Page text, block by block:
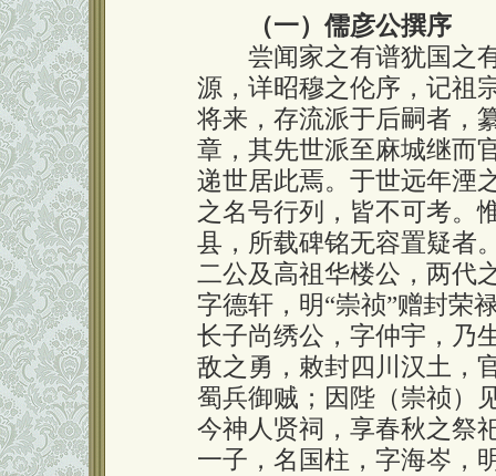
（一）儒彦公撰序
尝闻家之有谱犹国之有
源，详昭穆之伦序，记祖
将来，存流派于后嗣者，
章，其先世派至麻城继而
递世居此焉。于世远年湮
之名号行列，皆不可考。
县，所载碑铭无容置疑者
二公及高祖华楼公，两代
字德轩，明“崇祯”赠封荣
长子尚绣公，字仲宇，乃
敌之勇，敕封四川汉土，
蜀兵御贼；因陛（崇祯）
今神人贤祠，享春秋之祭
一子，名国柱，字海岑，